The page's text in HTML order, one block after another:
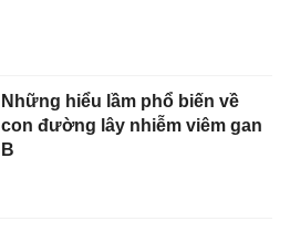
Những hiểu lầm phổ biến về
con đường lây nhiễm viêm gan
B